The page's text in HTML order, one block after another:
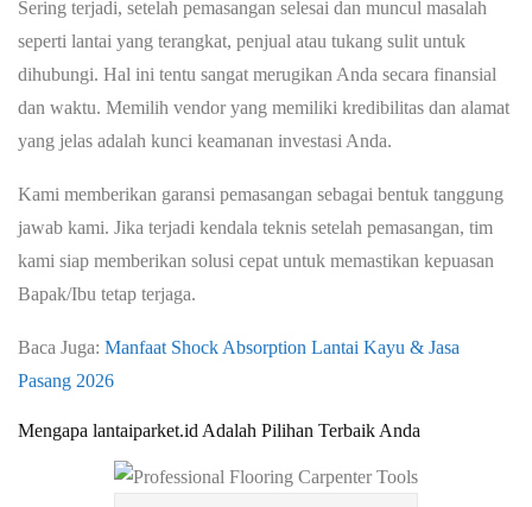
Sering terjadi, setelah pemasangan selesai dan muncul masalah
seperti lantai yang terangkat, penjual atau tukang sulit untuk
dihubungi. Hal ini tentu sangat merugikan Anda secara finansial
dan waktu. Memilih vendor yang memiliki kredibilitas dan alamat
yang jelas adalah kunci keamanan investasi Anda.
Kami memberikan garansi pemasangan sebagai bentuk tanggung
jawab kami. Jika terjadi kendala teknis setelah pemasangan, tim
kami siap memberikan solusi cepat untuk memastikan kepuasan
Bapak/Ibu tetap terjaga.
Baca Juga: Manfaat Shock Absorption Lantai Kayu & Jasa
Pasang 2026
Mengapa lantaiparket.id Adalah Pilihan Terbaik Anda